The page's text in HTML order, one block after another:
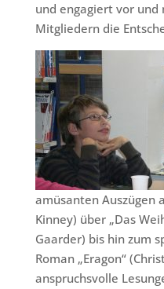
und engagiert vor und
Mitgliedern die
amüsanten Auszügen
Kinney) über „Das
Gaarder) bis hin zum
Roman „Eragon“
anspruchsvolle